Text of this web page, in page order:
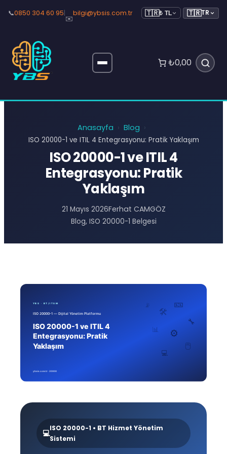
📞0850 304 60 95|
✉️
bilgi@ybsis.com.tr 🇹🇷₺ TL 🇹🇷TR
₺0,00
Anasayfa › Blog ›
ISO 20000-1 ve ITIL 4 Entegrasyonu: Pratik Yaklaşım
ISO 20000-1 ve ITIL 4
Entegrasyonu: Pratik
Yaklaşım
21 Mayıs 2026Ferhat CAMGÖZ
Blog, ISO 20000-1 Belgesi
💻
ISO 20000-1 • BT Hizmet Yönetim
Sistemi